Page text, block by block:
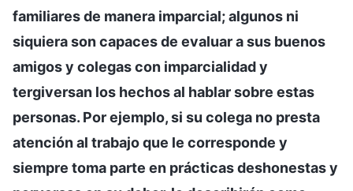
familiares de manera imparcial; algunos ni
siquiera son capaces de evaluar a sus buenos
amigos y colegas con imparcialidad y
tergiversan los hechos al hablar sobre estas
personas. Por ejemplo, si su colega no presta
atención al trabajo que le corresponde y
siempre toma parte en prácticas deshonestas y